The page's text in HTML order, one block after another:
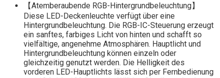
【Atemberaubende RGB-Hintergrundbeleuchtung】
Diese LED-Deckenleuchte verfügt über eine
Hintergrundbeleuchtung. Die RGB-IC-Steuerung erzeugt
ein sanftes, farbiges Licht von hinten und schafft so
vielfältige, angenehme Atmosphären. Hauptlicht und
Hintergrundbeleuchtung können einzeln oder
gleichzeitig genutzt werden. Die Helligkeit des
vorderen LED-Hauptlichts lässt sich per Fernbedienung